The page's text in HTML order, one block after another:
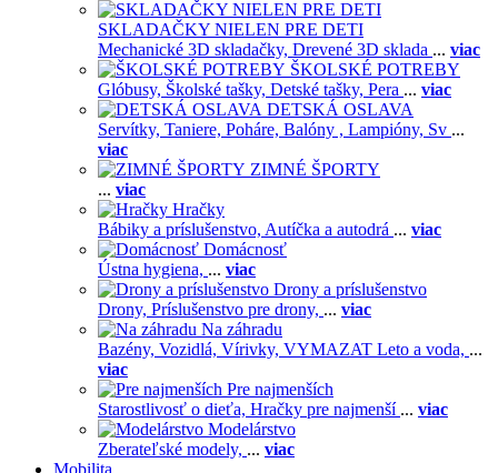
SKLADAČKY NIELEN PRE DETI
Mechanické 3D skladačky, Drevené 3D sklada ... viac
ŠKOLSKÉ POTREBY
Glóbusy, Školské tašky, Detské tašky, Pera ... viac
DETSKÁ OSLAVA
Servítky, Taniere, Poháre, Balóny , Lampióny, Sv ...
viac
ZIMNÉ ŠPORTY
... viac
Hračky
Bábiky a príslušenstvo, Autíčka a autodrá ... viac
Domácnosť
Ústna hygiena, ... viac
Drony a príslušenstvo
Drony, Príslušenstvo pre drony, ... viac
Na záhradu
Bazény, Vozidlá, Vírivky, VYMAZAT Leto a voda, ...
viac
Pre najmenších
Starostlivosť o dieťa, Hračky pre najmenší ... viac
Modelárstvo
Zberateľské modely, ... viac
Mobilita